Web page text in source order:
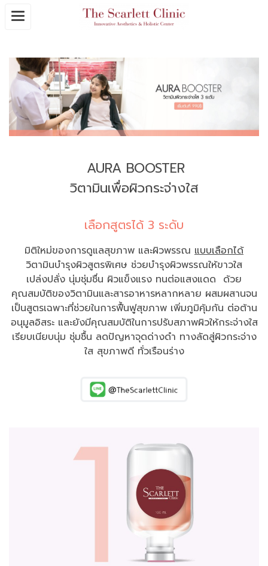
AURA BOOSTER
วิตามินเพื่อผิวกระจ่างใส
เลือกสูตรได้ 3 ระดับ
มิติใหม่ของการดูแลสุขภาพ และผิวพรรณ แบบเลือกได้
วิตามินบำรุงผิวสูตรพิเศษ ช่วยบำรุงผิวพรรณให้ขาวใส
เปล่งปลั่ง นุ่มชุ่มชื่น ผิวแข็งแรง ทนต่อแสงแดด ด้วย
คุณสมบัติของวิตามินและสารอาหารหลากหลาย ผสมผสานจน
เป็นสูตรเฉพาะที่ช่วยในการฟื้นฟูสุขภาพ เพิ่มภูมิคุ้มกัน ต่อต้าน
อนุมูลอิสระ และยังมีคุณสมบัติในการปรับสภาพผิวให้กระจ่างใส
เรียบเนียบนุ่ม ชุ่มชื้น ลดปัญหาจุดด่างดำ ทางลัดสู่ผิวกระจ่าง
ใส สุขภาพดี ทั่วเรือนร่าง